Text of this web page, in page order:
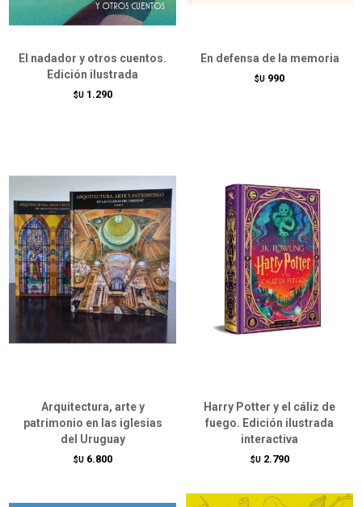
El nadador y otros cuentos.
Edición ilustrada
$U 1.290
En defensa de la memoria
$U 990
Arquitectura, arte y
patrimonio en las iglesias
del Uruguay
$U 6.800
Harry Potter y el cáliz de
fuego. Edición ilustrada
interactiva
$U 2.790